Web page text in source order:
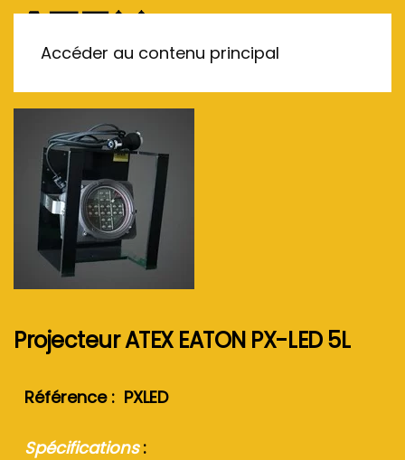
Accéder au contenu principal
Projecteur ATEX EATON PX-LED 5L
Référence : PXLED
Spécifications: